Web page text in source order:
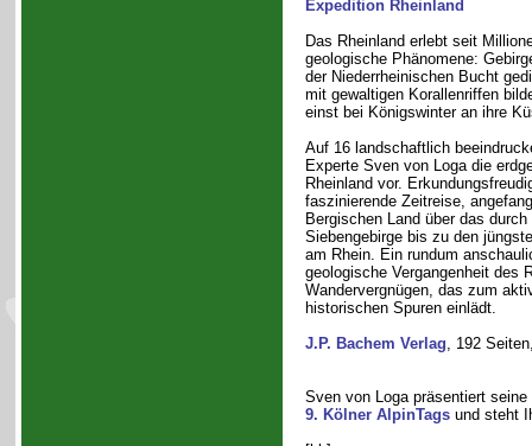
Expedition Rheinland
Das Rheinland erlebt seit
geologische Phänomene:
der Niederrheinischen Bucht
mit gewaltigen Korallenriffen
einst bei Königswinter an ihre
Auf 16 landschaftlich
Experte Sven von Loga die
Rheinland vor.
faszinierende Zeitreise,
Bergischen Land über das
Siebengebirge bis zu den
am Rhein. Ein rundum
geologische Vergangenheit des
Wandervergnügen, das zum
historischen Spuren einlädt.
J.P. Bachem Verlag, 192
Sven von Loga präsentiert
9. Kölner AlpinTagsund steht